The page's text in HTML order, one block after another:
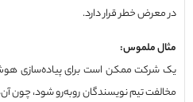
خطر قرار دارد.
ملموس:
ممکن است برای پیاده‌سازی هوش
تیم نویسندگان روبه‌رو شود، چون آن‌ها